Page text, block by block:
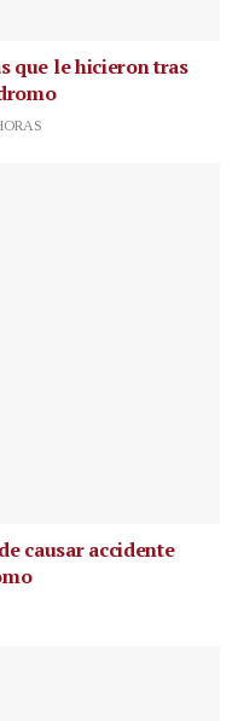
que le hicieron tras
causar accidente